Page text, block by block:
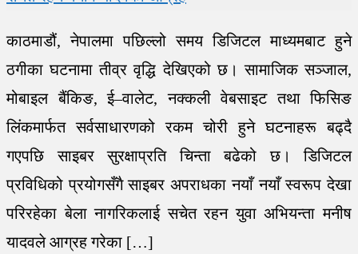
काठमाडौं, नेपालमा पछिल्लो समय डिजिटल माध्यमबाट हुने
ठगीका घटनामा तीव्र वृद्धि देखिएको छ। सामाजिक सञ्जाल,
मोबाइल बैंकिङ, ई–वालेट, नक्कली वेबसाइट तथा फिसिङ
लिंकमार्फत सर्वसाधारणको रकम चोरी हुने घटनाहरू बढ्दै
गएपछि साइबर सुरक्षाप्रति चिन्ता बढेको छ। डिजिटल
प्रविधिको प्रयोगसँगै साइबर अपराधका नयाँ नयाँ स्वरूप देखा
परिरहेका बेला नागरिकलाई सचेत रहन युवा अभियन्ता मनीष
यादवले आग्रह गरेका […]